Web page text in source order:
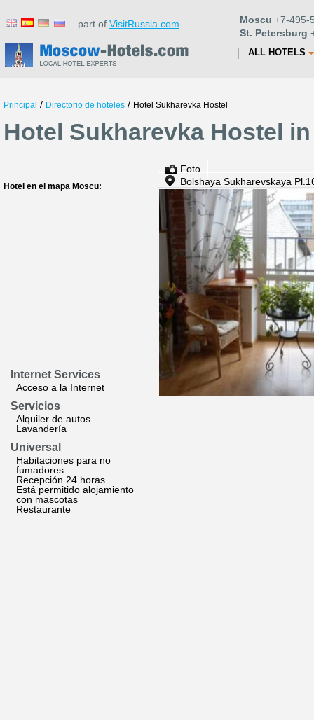
part of VisitRussia.com Moscu +7-495-
St. Petersburg
ALL HOTELS
Principal / Directorio de hoteles / Hotel Sukharevka Hostel
Hotel Sukharevka Hostel
Hotel en el mapa Moscu:
Internet Services
Acceso a la Internet
Servicios
Alquiler de autos
Lavandería
Universal
Habitaciones para no
fumadores
Recepción 24 horas
Está permitido alojamiento
con mascotas
Restaurante
Foto
Bolshaya Sukharevskaya